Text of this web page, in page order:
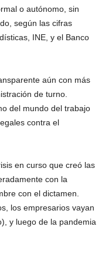
o autónomo, sin
según las cifras
INE, y el Banco
aún con más
de turno.
del mundo del trabajo
contra el
en curso que creó las
con la
con el dictamen.
los empresarios vayan
y luego de la pandemia